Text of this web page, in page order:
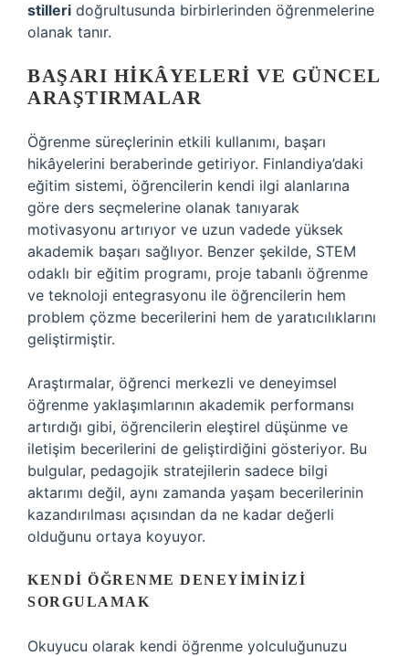
stilleri doğrultusunda birbirlerinden öğrenmelerine
olanak tanır.
BAŞARI HIKÂYELERI VE GÜNCEL
ARAŞTIRMALAR
Öğrenme süreçlerinin etkili kullanımı, başarı
hikâyelerini beraberinde getiriyor. Finlandiya’daki
eğitim sistemi, öğrencilerin kendi ilgi alanlarına
göre ders seçmelerine olanak tanıyarak
motivasyonu artırıyor ve uzun vadede yüksek
akademik başarı sağlıyor. Benzer şekilde, STEM
odaklı bir eğitim programı, proje tabanlı öğrenme
ve teknoloji entegrasyonu ile öğrencilerin hem
problem çözme becerilerini hem de yaratıcılıklarını
geliştirmiştir.
Araştırmalar, öğrenci merkezli ve deneyimsel
öğrenme yaklaşımlarının akademik performansı
artırdığı gibi, öğrencilerin eleştirel düşünme ve
iletişim becerilerini de geliştirdiğini gösteriyor. Bu
bulgular, pedagojik stratejilerin sadece bilgi
aktarımı değil, aynı zamanda yaşam becerilerinin
kazandırılması açısından da ne kadar değerli
olduğunu ortaya koyuyor.
KENDI ÖĞRENME DENEYIMINIZI
SORGULAMAK
Okuyucu olarak kendi öğrenme yolculuğunuzu